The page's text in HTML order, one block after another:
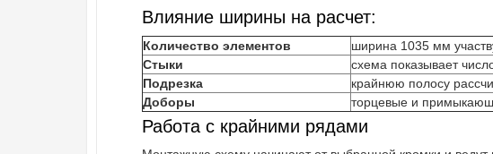
Влияние ширины на расчет:
Количество элементов
ширина 1035 мм
Стыки
схема показывает
Подрезка
крайнюю полосу
Доборы
торцевые и
Работа с крайними рядами